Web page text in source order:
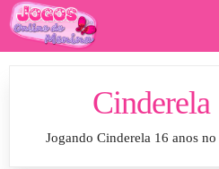
Cinderela
Jogando Cinderela 16 anos